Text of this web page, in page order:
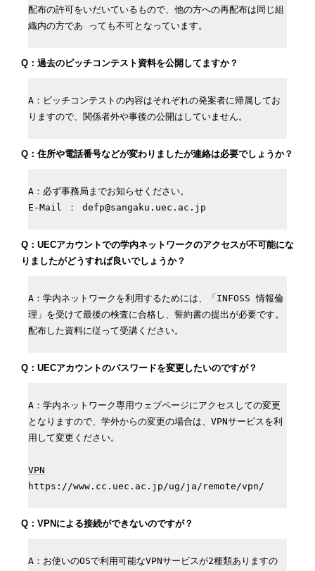
配布の許可をいだいているもので、他の方への再配布は同じ組
織内の方であ っても不可となっています。
Q：過去のピッチコンテスト資料を公開してますか？
A：ピッチコンテストの内容はそれぞれの発案者に帰属してお
りますので、関係者外や事後の公開はしていません。
Q：住所や電話番号などが変わりましたが連絡は必要でしょうか？
A：必ず事務局までお知らせください。
E-Mail ： defp@sangaku.uec.ac.jp
Q：UECアカウントでの学内ネットワークのアクセスが不可能にな
りましたがどうすれば良いでしょうか？
A：学内ネットワークを利用するためには、「INFOSS 情報倫
理」を受けて最後の検査に合格し、誓約書の提出が必要です。
配布した資料に従って受講ください。
Q：UECアカウントのパスワードを変更したいのですが？
A：学内ネットワーク専用ウェブページにアクセスしての変更
となりますので、学外からの変更の場合は、VPNサービスを利
用して変更ください。
VPN
https://www.cc.uec.ac.jp/ug/ja/remote/vpn/
Q：VPNによる接続ができないのですが？
A：お使いのOSで利用可能なVPNサービスが2種類ありますの